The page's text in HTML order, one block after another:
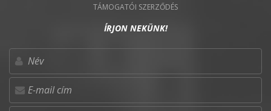
TÁMOGATÓI SZERZŐDÉS
ÍRJON NEKÜNK!